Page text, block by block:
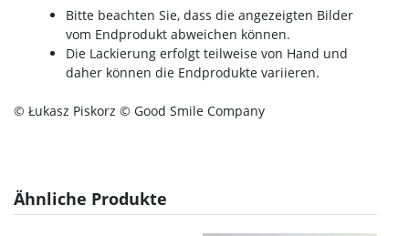
Bitte beachten Sie, dass die angezeigten Bilder
vom Endprodukt abweichen können.
Die Lackierung erfolgt teilweise von Hand und
daher können die Endprodukte variieren.
© Łukasz Piskorz © Good Smile Company
Ähnliche Produkte